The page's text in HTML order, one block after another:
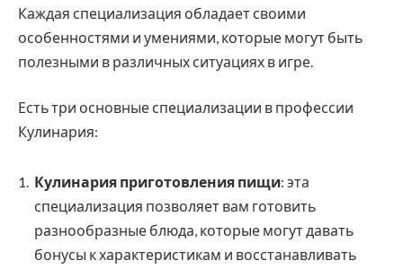
Каждая специализация обладает своими
особенностями и умениями, которые могут быть
полезными в различных ситуациях в игре.
Есть три основные специализации в профессии
Кулинария:
Кулинария приготовления пищи: эта
специализация позволяет вам готовить
разнообразные блюда, которые могут давать
бонусы к характеристикам и восстанавливать